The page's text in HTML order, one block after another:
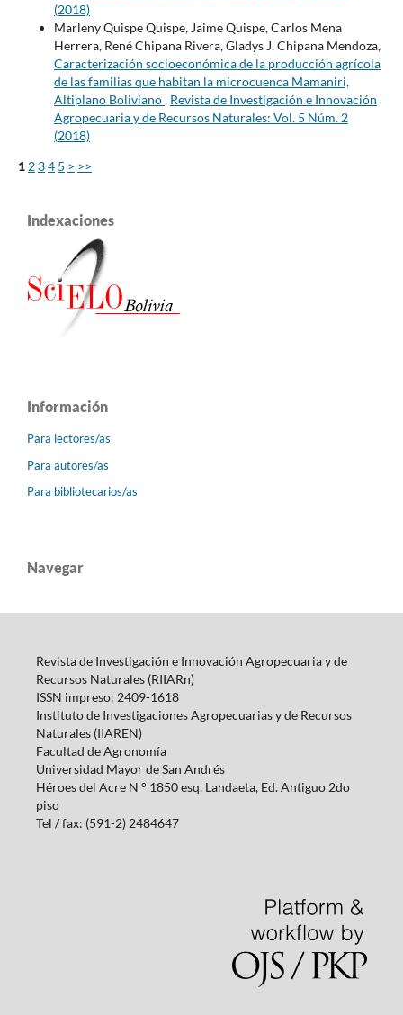
(2018)
Marleny Quispe Quispe, Jaime Quispe, Carlos Mena
Herrera, René Chipana Rivera, Gladys J. Chipana Mendoza,
Caracterización socioeconómica de la producción agrícola
de las familias que habitan la microcuenca Mamaniri,
Altiplano Boliviano, Revista de Investigación e Innovación
Agropecuaria y de Recursos Naturales: Vol. 5 Núm. 2
(2018)
1 2 34 5 > >>
Indexaciones
Información
Para lectores/as
Para autores/as
Para bibliotecarios/as
Navegar
Revista de Investigación e Innovación Agropecuaria y de
Recursos Naturales (RIIARn)
ISSN impreso: 2409-1618
Instituto de Investigaciones Agropecuarias y de Recursos
Naturales (IIAREN)
Facultad de Agronomía
Universidad Mayor de San Andrés
Héroes del Acre N ° 1850 esq. Landaeta, Ed.Antiguo 2do
piso
Tel / fax: (591-2) 2484647